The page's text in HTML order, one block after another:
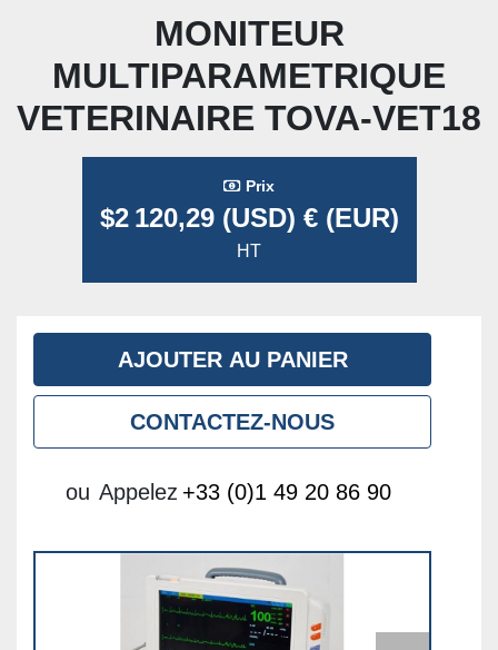
MONITEUR
MULTIPARAMETRIQUE
VETERINAIRE TOVA-VET18
Prix
$2 120,29 (USD) € (EUR)
HT
AJOUTER AU PANIER
CONTACTEZ-NOUS
ou Appelez +33 (0)1 49 20 86 90